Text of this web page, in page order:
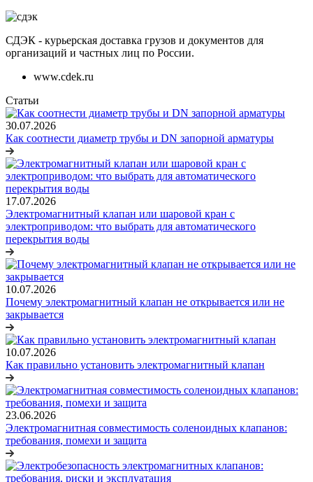
СДЭК - курьерская доставка грузов и документов для
организаций и частных лиц по России.
www.cdek.ru
Статьи
30.07.2026
Как соотнести диаметр трубы и DN запорной арматуры
17.07.2026
Электромагнитный клапан или шаровой кран с
электроприводом: что выбрать для автоматического
перекрытия воды
10.07.2026
Почему электромагнитный клапан не открывается или не
закрывается
10.07.2026
Как правильно установить электромагнитный клапан
23.06.2026
Электромагнитная совместимость соленоидных клапанов:
требования, помехи и защита